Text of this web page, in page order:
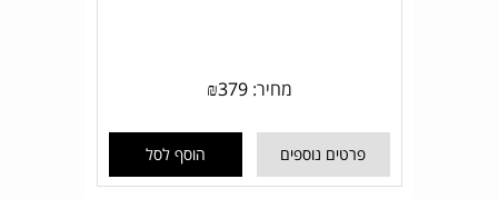
מחיר: ₪379
פרטים נוספים הוסף לסל